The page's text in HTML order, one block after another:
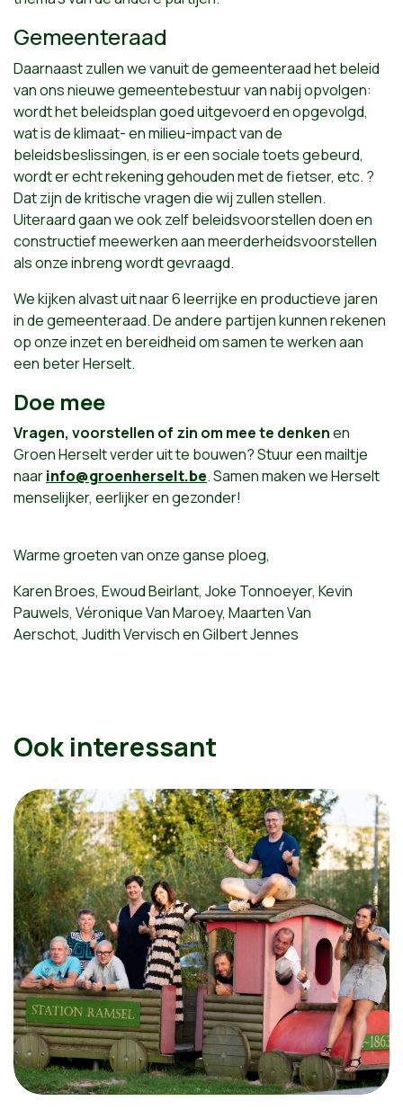
Gemeenteraad
Daarnaast zullen we vanuit de gemeenteraad het beleid
van ons nieuwe gemeentebestuur van nabij opvolgen:
wordt het beleidsplan goed uitgevoerd en opgevolgd,
wat is de klimaat- en milieu-impact van de
beleidsbeslissingen, is er een sociale toets gebeurd,
wordt er echt rekening gehouden met de fietser, etc. ?
Dat zijn de kritische vragen die wij zullen stellen.
Uiteraard gaan we ook zelf beleidsvoorstellen doen en
constructief meewerken aan meerderheidsvoorstellen
als onze inbreng wordt gevraagd.
We kijken alvast uit naar 6 leerrijke en productieve jaren
in de gemeenteraad. De andere partijen kunnen rekenen
op onze inzet en bereidheid om samen te werken aan
een beter Herselt.
Doe mee
Vragen, voorstellen of zin om mee te denkenen
Groen Herselt verder uit te bouwen? Stuur een mailtje
naarinfo@groenherselt.be. Samen maken we Herselt
menselijker, eerlijker en gezonder!
Warme groeten van onze ganse ploeg,
Karen Broes, Ewoud Beirlant, Joke Tonnoeyer, Kevin
Pauwels, Véronique Van Maroey, Maarten Van
Aerschot, Judith Vervisch enGilbert Jennes
Ook interessant